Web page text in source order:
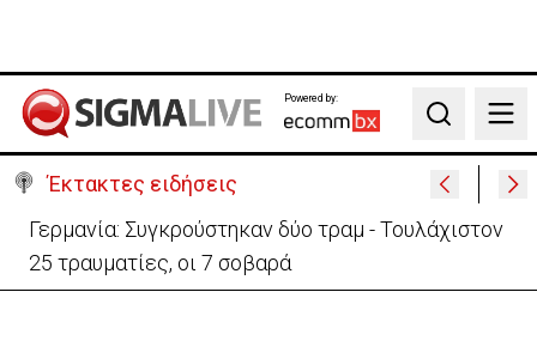
Powered by:
Search
Έκτακτες ειδήσεις
Αυτά είναι τα νέα Διοικητικά Συμβούλια των
Ημικρατικών Οργανισμών